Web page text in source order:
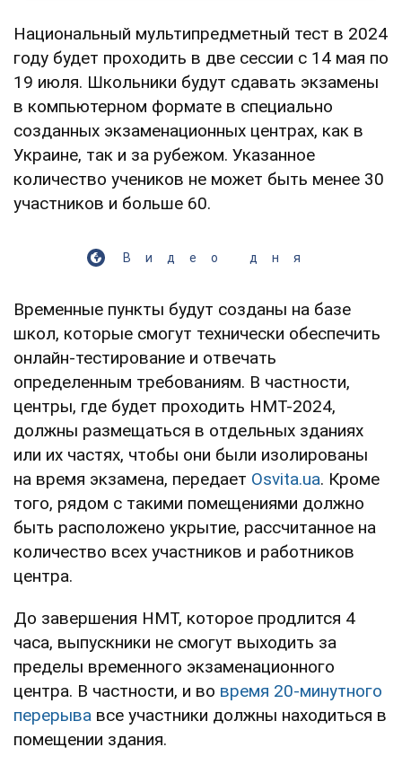
Национальный мультипредметный тест в 2024
году будет проходить в две сессии с 14 мая по
19 июля. Школьники будут сдавать экзамены
в компьютерном формате в специально
созданных экзаменационных центрах, как в
Украине, так и за рубежом. Указанное
количество учеников не может быть менее 30
участников и больше 60.
Видео дня
Временные пункты будут созданы на базе
школ, которые смогут технически обеспечить
онлайн-тестирование и отвечать
определенным требованиям. В частности,
центры, где будет проходить НМТ-2024,
должны размещаться в отдельных зданиях
или их частях, чтобы они были изолированы
на время экзамена, передает Osvita.ua. Кроме
того, рядом с такими помещениями должно
быть расположено укрытие, рассчитанное на
количество всех участников и работников
центра.
До завершения НМТ, которое продлится 4
часа, выпускники не смогут выходить за
пределы временного экзаменационного
центра. В частности, и во время 20-минутного
перерыва все участники должны находиться в
помещении здания.